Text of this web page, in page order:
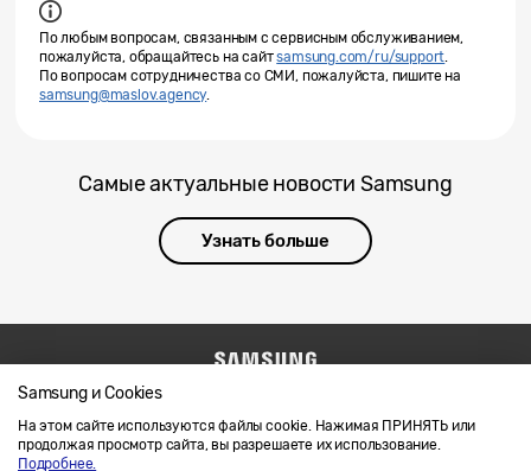
Samsung и Cookies
На этом сайте используются файлы cookie. Нажимая ПРИНЯТЬ или
продолжая просмотр сайта, вы разрешаете их использование.
Подробнее.
По любым вопросам, связанным с сервисным обслуживанием,
пожалуйста, обращайтесь на сайтsamsung.com/ru/support.
По вопросам сотрудничества со СМИ, пожалуйста, пишите на
samsung@maslov.agency.
Самые актуальные новости Samsung
Узнать больше
Напишите нам
Условия использования материалов
Конфиденциальность и файлы cookie